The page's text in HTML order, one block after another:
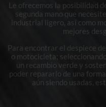
Le ofrecemos la posibilidad
segunda mano que
industrial ligero, así como
mejores
Para encontrar el despiece
o motocicleta;
un recambio verde y
poder repararlo de una
aún siendo usadas,